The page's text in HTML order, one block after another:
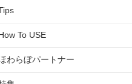
To USE
わらぼパートナー